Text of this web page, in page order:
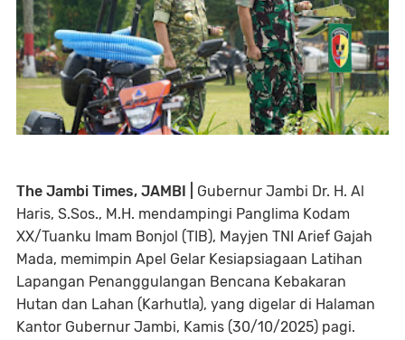
The Jambi Times, JAMBI |
Gubernur Jambi Dr. H. Al
Haris, S.Sos., M.H. mendampingi Panglima Kodam
XX/Tuanku Imam Bonjol (TIB), Mayjen TNI Arief Gajah
Mada, memimpin Apel Gelar Kesiapsiagaan Latihan
Lapangan Penanggulangan Bencana Kebakaran
Hutan dan Lahan (Karhutla), yang digelar di Halaman
Kantor Gubernur Jambi, Kamis (30/10/2025) pagi.